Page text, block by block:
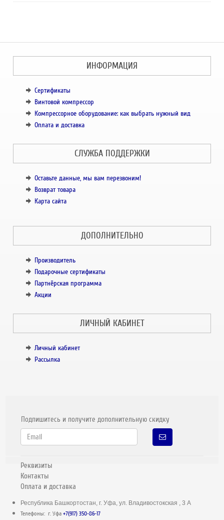
ИНФОРМАЦИЯ
Сертификаты
Винтовой компрессор
Компрессорное оборудование: как выбрать нужный вид
Оплата и доставка
СЛУЖБА ПОДДЕРЖКИ
Оставьте данные, мы вам перезвоним!
Возврат товара
Карта сайта
ДОПОЛНИТЕЛЬНО
Производитель
Подарочные сертификаты
Партнёрская программа
Акции
ЛИЧНЫЙ КАБИНЕТ
Личный кабинет
Рассылка
Подпишитесь и получите дополнительную скидку
Реквизиты
Контакты
Оплата и доставка
Республика Башкортостан, г. Уфа, ул. Владивостокская , 3 А
Телефоны: г. Уфа+7(917) 350-86-17